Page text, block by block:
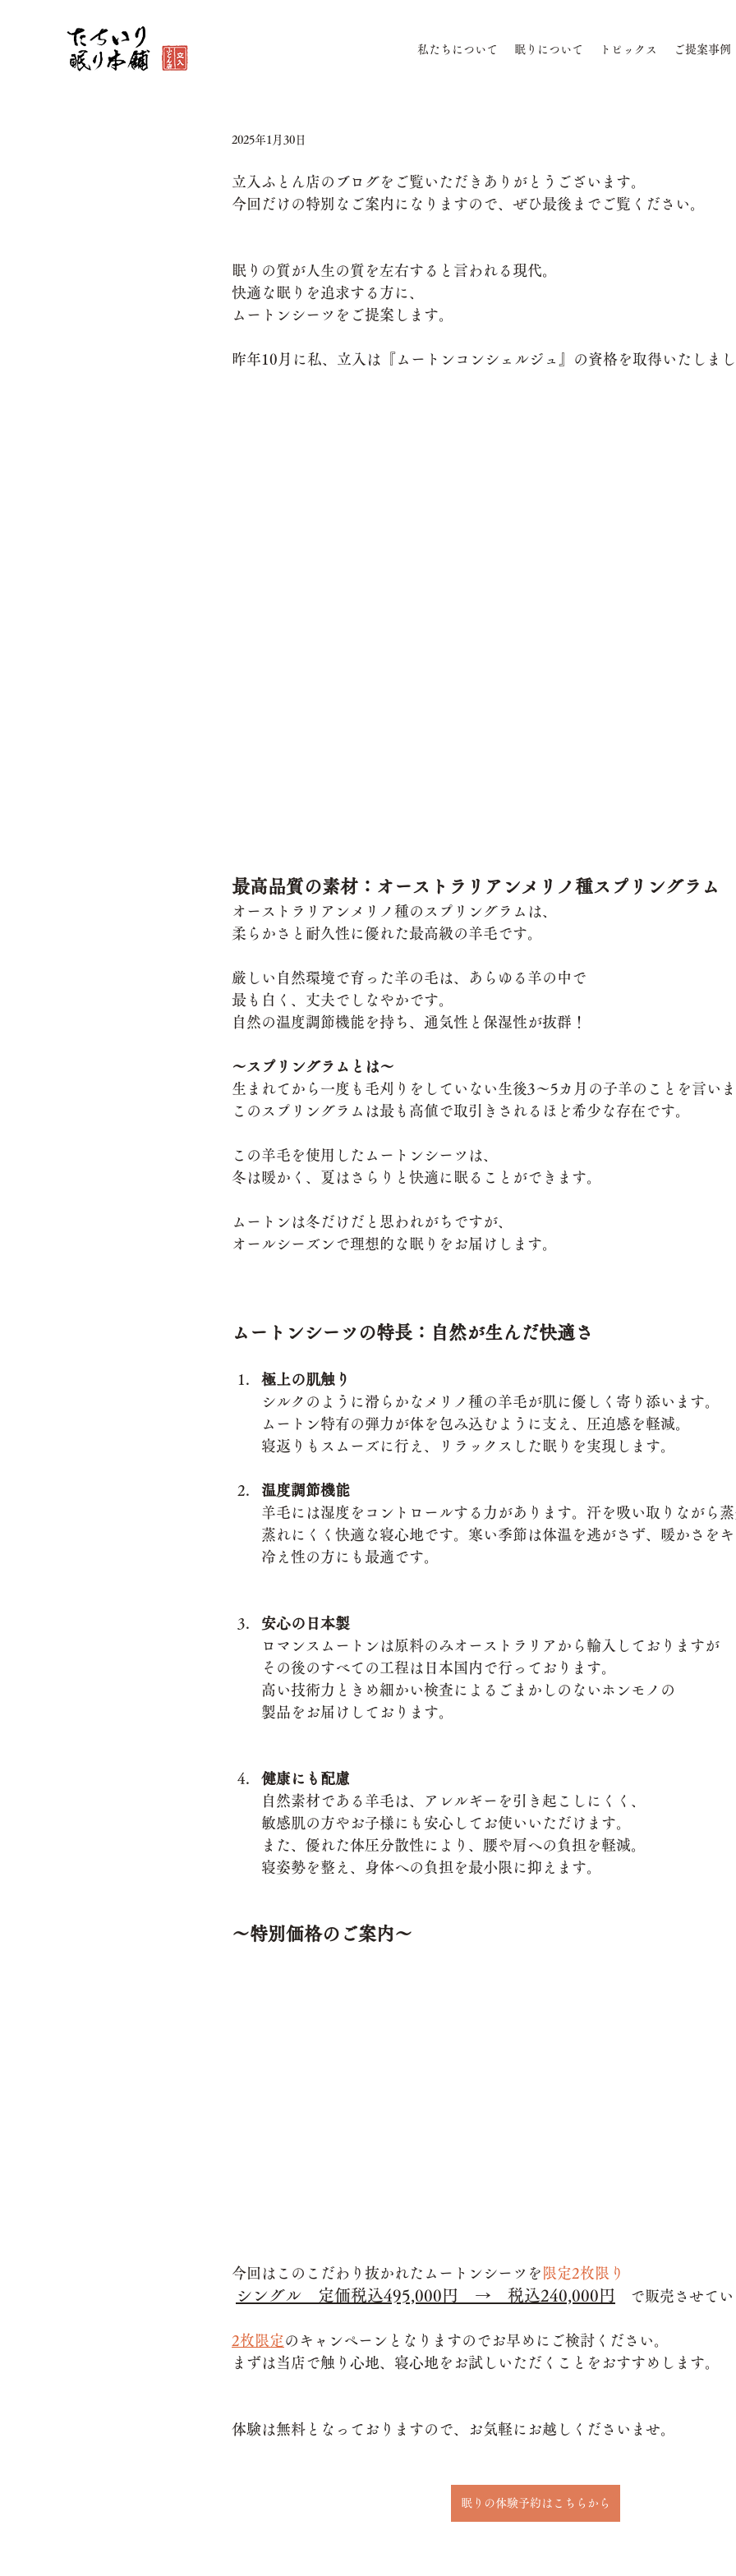
私たちについて 眠りについて トピックス ご提案事例
2025年1月30日
立入ふとん店のブログをご覧いただきありがとうございます。
今回だけの特別なご案内になりますので、ぜひ最後までご覧ください。
眠りの質が人生の質を左右すると言われる現代。
快適な眠りを追求する方に、
ムートンシーツをご提案します。
昨年10月に私、立入は『ムートンコンシェルジュ』の資格を取得いたしま
最高品質の素材：オーストラリアンメリノ種スプリングラム
オーストラリアンメリノ種のスプリングラムは、
柔らかさと耐久性に優れた最高級の羊毛です。
厳しい自然環境で育った羊の毛は、あらゆる羊の中で
最も白く、丈夫でしなやかです。
自然の温度調節機能を持ち、通気性と保湿性が抜群！
～スプリングラムとは～
生まれてから一度も毛刈りをしていない生後3～5カ月の子羊のことを言い
このスプリングラムは最も高値で取引きされるほど希少な存在です。
この羊毛を使用したムートンシーツは、
冬は暖かく、夏はさらりと快適に眠ることができます。
ムートンは冬だけだと思われがちですが、
オールシーズンで理想的な眠りをお届けします。
ムートンシーツの特長：自然が生んだ快適さ
極上の肌触り
シルクのように滑らかなメリノ種の羊毛が肌に優しく寄り添います。
ムートン特有の弾力が体を包み込むように支え、圧迫感を軽減。
寝返りもスムーズに行え、リラックスした眠りを実現します。
温度調節機能
羊毛には湿度をコントロールする力があります。汗を吸い取りながら
蒸れにくく快適な寝心地です。寒い季節は体温を逃がさず、暖かさを
冷え性の方にも最適です。
安心の日本製
ロマンスムートンは原料のみオーストラリアから輸入しておりますが
その後のすべての工程は日本国内で行っております。
高い技術力ときめ細かい検査によるごまかしのないホンモノの
製品をお届けしております。
健康にも配慮
自然素材である羊毛は、アレルギーを引き起こしにくく、
敏感肌の方やお子様にも安心してお使いいただけます。
また、優れた体圧分散性により、腰や肩への負担を軽減。
寝姿勢を整え、身体への負担を最小限に抑えます。
～特別価格のご案内～
今回はこのこだわり抜かれたムートンシーツを 限定2枚限り
シングル　定価税込495,000円　→　税込240,000円 で販売させてい
2枚限定のキャンペーンとなりますのでお早めにご検討ください。
まずは当店で触り心地、寝心地をお試しいただくことをおすすめします。
体験は無料となっておりますので、お気軽にお越しくださいませ。
眠りの体験予約はこちらから